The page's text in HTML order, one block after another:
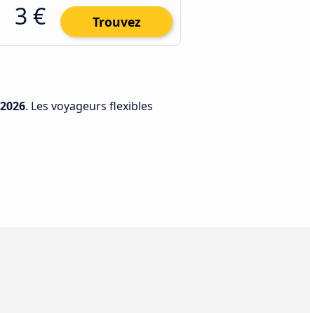
3 € Trouvez
. Les voyageurs flexibles